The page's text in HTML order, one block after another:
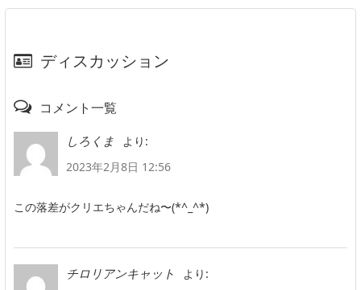
ディスカッション
コメント一覧
しろくま
より:
2023年2月8日 12:56
この落差がクリエちゃんだね〜(*^_^*)
チロリアンキャット
より: